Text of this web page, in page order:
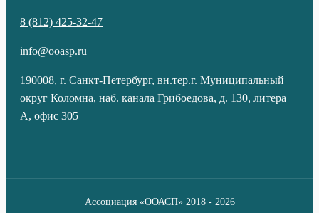
8 (812) 425-32-47
info@ooasp.ru
190008, г. Санкт-Петербург, вн.тер.г. Муниципальный
округ Коломна, наб. канала Грибоедова, д. 130, литера
А, офис 305
Ассоциация «ООАСП» 2018 - 2026